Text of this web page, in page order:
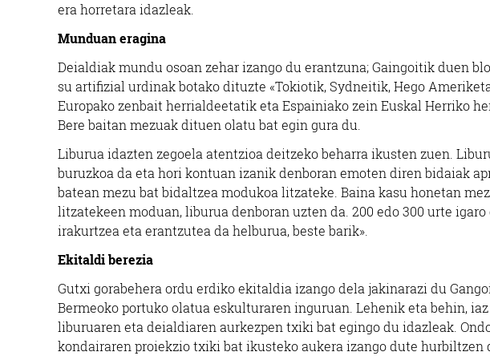
era horretara idazleak.
Munduan eragina
Deialdiak mundu osoan zehar izango du erantzuna; Gaingoitik duen
su artifizial urdinak botako dituzte «Tokiotik, Sydneitik, Hego
Europako zenbait herrialdeetatik eta Espainiako zein Euskal Herriko
Bere baitan mezuak dituen olatu bat egin gura du.
Liburua idazten zegoela atentzioa deitzeko beharra ikusten zuen.
buruzkoa da eta hori kontuan izanik denboran emoten diren bidaiak
batean mezu bat bidaltzea modukoa litzateke. Baina kasu honetan
litzatekeen moduan, liburua denboran uzten da. 200 edo 300 urte
irakurtzea eta erantzutea da helburua, beste barik».
Ekitaldi berezia
Gutxi gorabehera ordu erdiko ekitaldia izango dela jakinarazi du
Bermeoko portuko olatua eskulturaren inguruan. Lehenik eta behin,
liburuaren eta deialdiaren aurkezpen txiki bat egingo du idazleak.
kondairaren proiekzio txiki bat ikusteko aukera izango dute hurbiltzen